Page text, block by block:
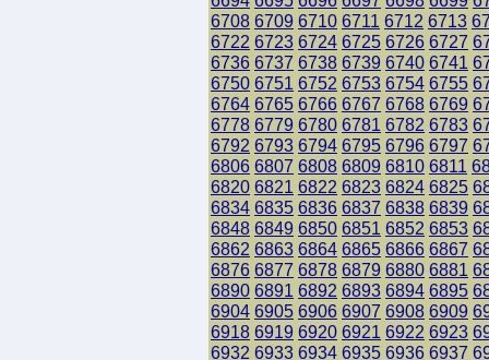
6708 6709 6710 6711 6712 6713
6722 6723 6724 6725 6726 6727
6736 6737 6738 6739 6740 6741
6750 6751 6752 6753 6754 6755
6764 6765 6766 6767 6768 6769
6778 6779 6780 6781 6782 6783
6792 6793 6794 6795 6796 6797
6806 6807 6808 6809 6810 6811
6820 6821 6822 6823 6824 6825
6834 6835 6836 6837 6838 6839
6848 6849 6850 6851 6852 6853
6862 6863 6864 6865 6866 6867
6876 6877 6878 6879 6880 6881
6890 6891 6892 6893 6894 6895
6904 6905 6906 6907 6908 6909
6918 6919 6920 6921 6922 6923
6932 6933 6934 6935 6936 6937